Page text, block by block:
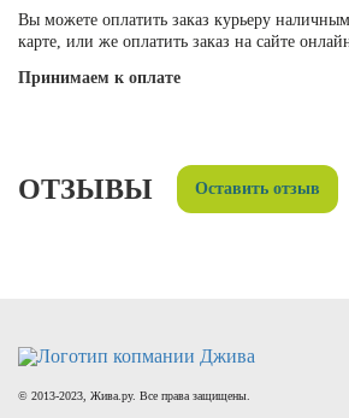
Вы можете оплатить заказ курьеру
карте, или же оплатить заказ на сайте
Принимаем к оплате
ОТЗЫВЫ Оставить отзыв
© 2013-2023, Жива.ру. Все права защищены.